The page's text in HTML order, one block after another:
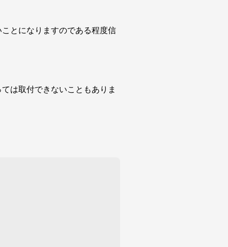
とになりますのである程度信
は取付できないこともありま